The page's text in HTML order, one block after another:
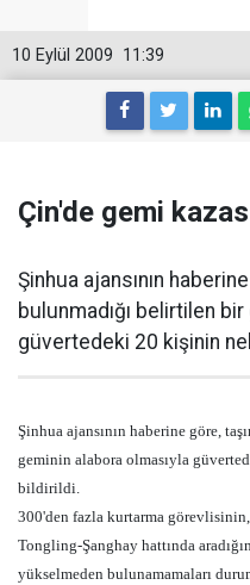
11:39
10 Eylül 2009
Çin'de gemi
Şinhua ajansının
bulunmadığı belirtilen
güvertedeki 20 kişinin
Şinhua ajansının haberine göre,
geminin alabora olmasıyla
bildirildi.
300'den fazla kurtarma
Tongling-Şanghay hattında
yükselmeden bulunamamaları